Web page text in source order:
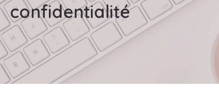
confidentialité